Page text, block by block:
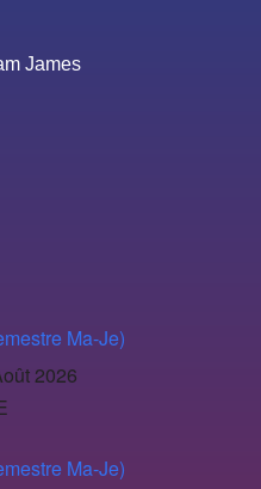
James
Ma-Je)
2026
Ma-Je)